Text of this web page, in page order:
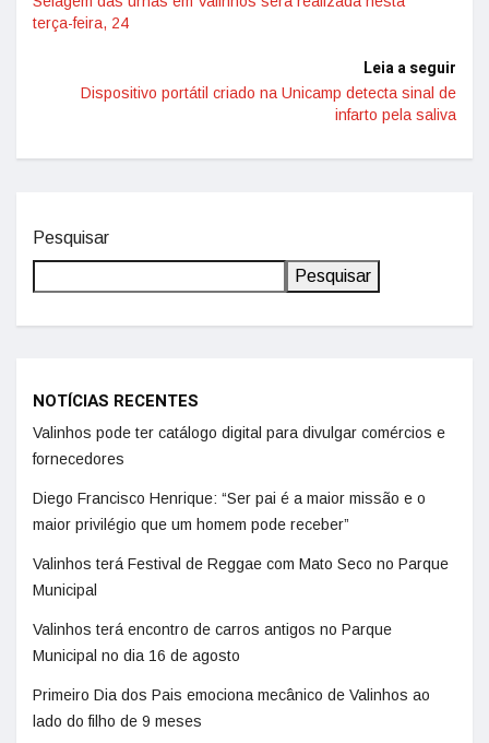
terça-feira, 24
Leia a seguir
Dispositivo portátil criado na Unicamp detecta sinal de
infarto pela saliva
Pesquisar
Pesquisar
NOTÍCIAS RECENTES
Valinhos pode ter catálogo digital para divulgar comércios e
fornecedores
Diego Francisco Henrique: “Ser pai é a maior missão e o
maior privilégio que um homem pode receber”
Valinhos terá Festival de Reggae com Mato Seco no Parque
Municipal
Valinhos terá encontro de carros antigos no Parque
Municipal no dia 16 de agosto
Primeiro Dia dos Pais emociona mecânico de Valinhos ao
lado do filho de 9 meses